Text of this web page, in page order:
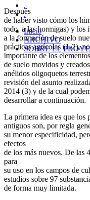
.
.
Inicio
ARCHIVO
SOBRE EL
Después
de haber visto cómo los
todo, a las hormigas) y los
a la formación de suelo
prácticas agrícolas (1-2),
importante de los
de suelo movidos y
anélidos oligoquetos
revisión del asunto
2014 (3) y de la cual
desarrollar a continuación.
La primera idea es que los
antiguos son, por regla
su menor especificidad,
efectos
de los más nuevos. De las
para
su uso en los campos de
estudios sobre 97
de forma muy limitada.